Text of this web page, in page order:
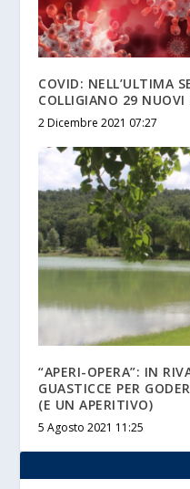
COVID: NELL’ULTIMA
COLLIGIANO 29 NUOVI
2 Dicembre 2021 07:27
“APERI-OPERA”: IN
GUASTICCE PER
(E UN APERITIVO)
5 Agosto 2021 11:25